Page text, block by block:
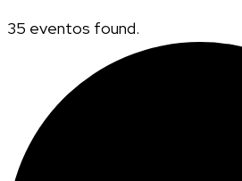
35 eventos found.